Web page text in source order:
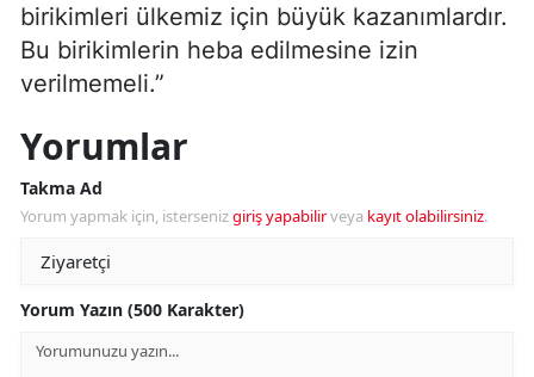
birikimleri ülkemiz için büyük kazanımlardır.
Bu birikimlerin heba edilmesine izin
verilmemeli.”
Yorumlar
Takma Ad
Yorum yapmak için, istersenizgiriş yapabilirveya kayıt olabilirsiniz.
Yorum Yazın (500 Karakter)